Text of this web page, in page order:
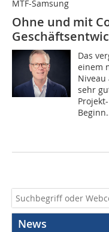
MTF-Samsung
Ohne und mit
Das
einem
Niveau
sehr
News